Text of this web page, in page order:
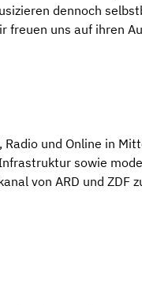
dennoch
freuen uns auf ihren
und Online in
sowie
von ARD und ZDF